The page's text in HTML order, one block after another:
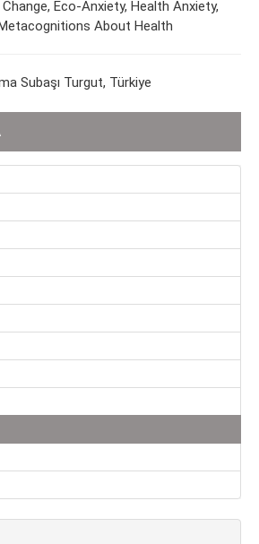
Eco-Anxiety, Health Anxiety,
About Health
Subaşı Turgut, Türkiye